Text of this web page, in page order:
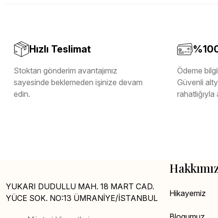
Hızlı Teslimat
Stoktan gönderim avantajımız
sayesinde beklemeden işinize devam
edin.
Ödeme
Güvenli
rahatlığıyla
YUKARI DUDULLU MAH. 18 MART CAD.
YÜCE SOK. NO:13 ÜMRANİYE/İSTANBUL
Hikayemiz